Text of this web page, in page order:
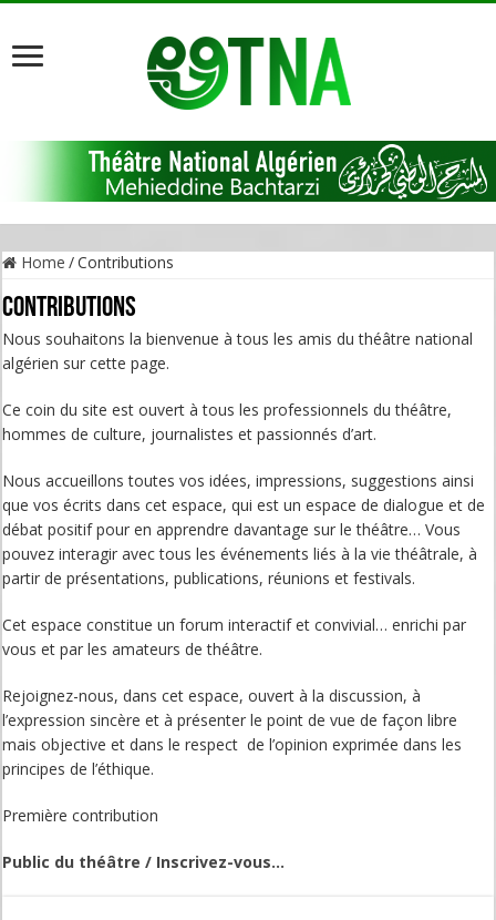
Home /Contributions
Contributions
Nous souhaitons la bienvenue à tous les amis du théâtre national
algérien sur cette page.
Ce coin du site est ouvert à tous les professionnels du théâtre,
hommes de culture, journalistes et passionnés d’art.
Nous accueillons toutes vos idées, impressions, suggestions ainsi
que vos écrits dans cet espace, qui est un espace de dialogue et de
débat positif pour en apprendre davantage sur le théâtre… Vous
pouvez interagir avec tous les événements liés à la vie théâtrale, à
partir de présentations, publications, réunions et festivals.
Cet espace constitue un forum interactif et convivial… enrichi par
vous et par les amateurs de théâtre.
Rejoignez-nous, dans cet espace, ouvert à la discussion, à
l’expression sincère et à présenter le point de vue de façon libre
mais objective et dans le respect de l’opinion exprimée dans les
principes de l’éthique.
Première contribution
Public du théâtre / Inscrivez-vous…